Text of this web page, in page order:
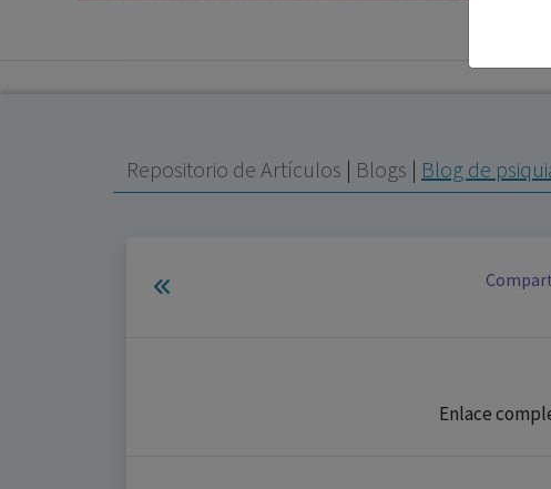
a
a las
Repositorio de Artículos | Blogs | Blog de
Enlace